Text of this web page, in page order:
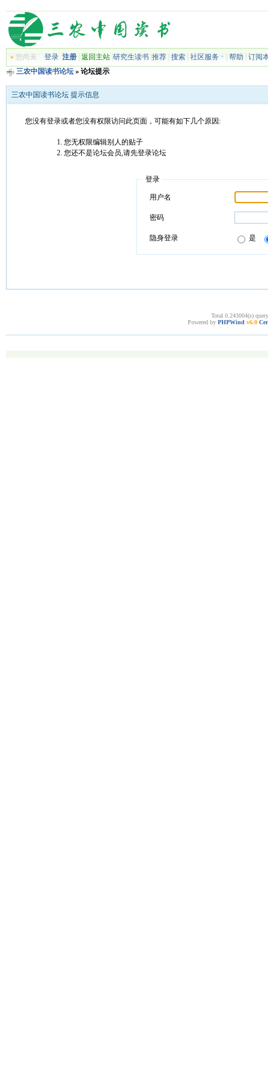
»您尚未 登录 注册| 返回主站| 研究生读书| 推荐| 搜索| 社区服务 帮助
订阅
三农中国读书论坛» 论坛提示
三农中国读书论坛 提示信息
您没有登录或者您没有权限访问此页面，可能有如下几个原因:
您无权限编辑别人的贴子
您还不是论坛会员,请先登录论坛
登录
用户名
密码
隐身登录 是
Total 0.243004(s)
Powered by PHPWind v6.0